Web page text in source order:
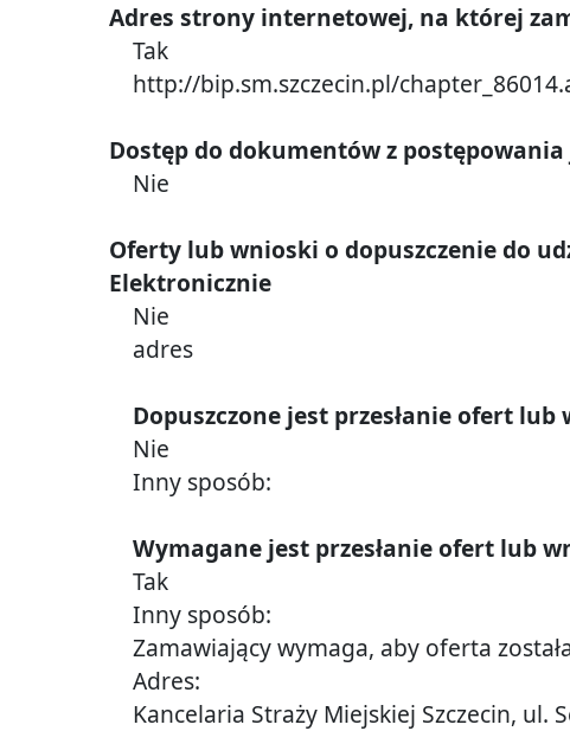
Adres strony internetowej, na której
Tak
http://bip.sm.szczecin.pl/
Dostęp do dokumentów z
Nie
Oferty lub wnioski o dopuszczenie do
Elektronicznie
Nie
adres
Dopuszczone jest przesłanie ofert
Nie
Inny sposób:
Wymagane jest przesłanie ofert lub
Tak
Inny sposób:
Zamawiający wymaga, aby oferta
Adres:
Kancelaria Straży Miejskiej Szczecin, ul.